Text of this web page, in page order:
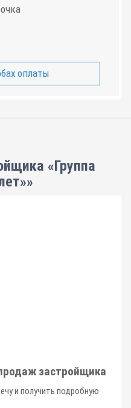
оплаты
«Группа
застройщика
и получить подробную